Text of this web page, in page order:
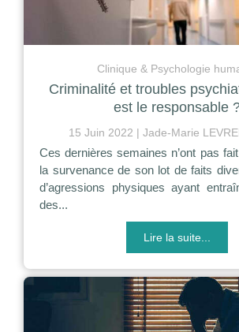
Clinique & Psychologie
Criminalité et troubles
est le responsable
15 Juin 2022 Jade-Marie
Ces dernières semaines n’ont pas
la survenance de son lot de faits
d’agressions physiques ayant
des...
Lire la suite...